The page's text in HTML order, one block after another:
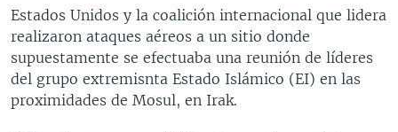
FORO [RADIO]
DEPORTIVO INTERNACIONAL
NOTA ECONÓMICA
Idiomas
Estados Unidos y la coalición internacional que lidera
realizaron ataques aéreos a un sitio donde
supuestamente se efectuaba una reunión de líderes
del grupo extremisnta Estado Islámico (EI) en las
proximidades de Mosul, en Irak.